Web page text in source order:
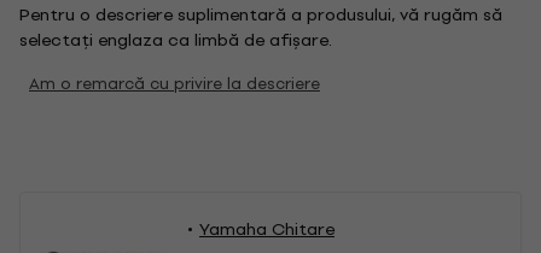
Pentru o descriere suplimentară a produsului, vă rugăm să
selectați englaza ca limbă de afișare.
Am o remarcă cu privire la descriere
Yamaha Chitare